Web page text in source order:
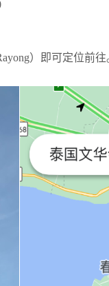
）即可定位前往